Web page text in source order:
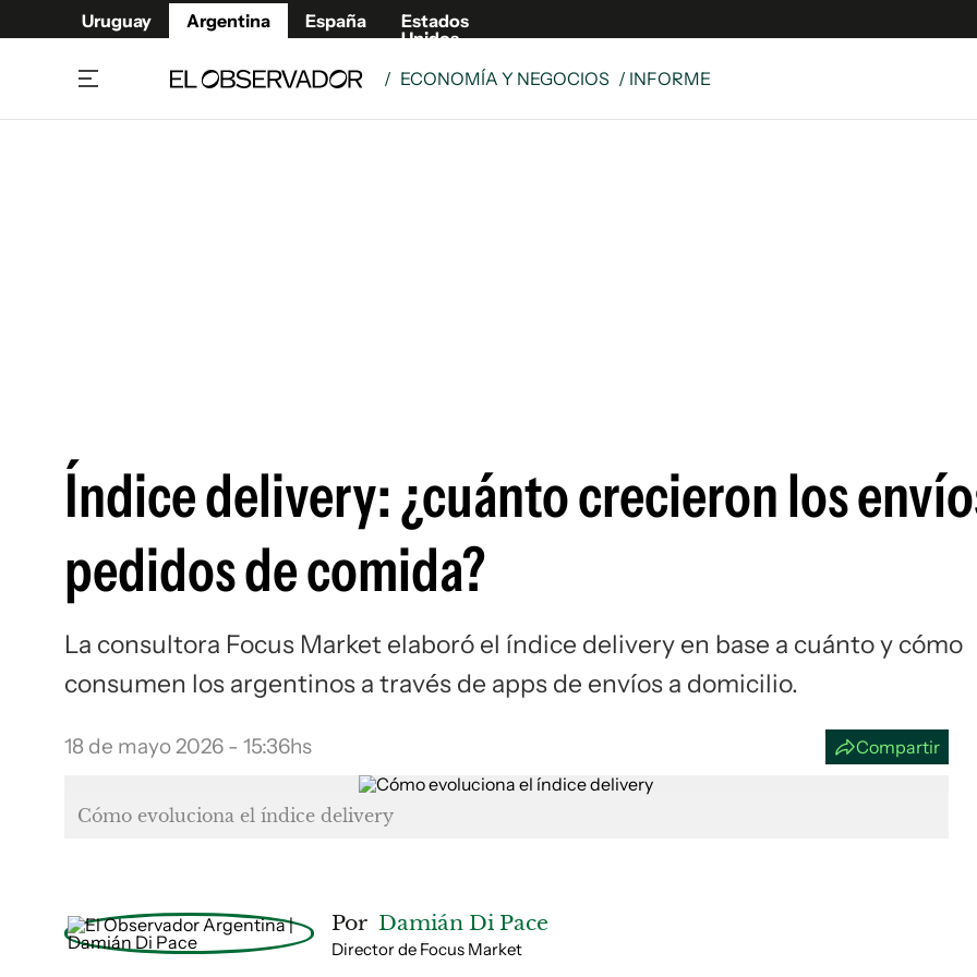
Uruguay Argentina España
Estados
Unidos
/ ECONOMÍA Y NEGOCIOS / INFORME
Índice delivery: ¿cuánto crecieron los
pedidos de comida?
La consultora Focus Market elaboró el índice delivery en base a cuánto y cómo
consumen los argentinos a través de apps de envíos a domicilio.
18 de mayo 2026 - 15:36hs Compartir
Cómo evoluciona el índice delivery
Por Damián Di Pace
Director de Focus Market